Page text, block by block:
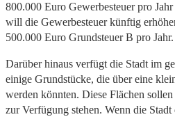
800.000 Euro Gewerbesteuer pro
will die Gewerbesteuer künftig
500.000 Euro Grundsteuer B pro Jahr.
Darüber hinaus verfügt die Stadt im
einige Grundstücke, die über eine
werden könnten. Diese Flächen
zur Verfügung stehen. Wenn die